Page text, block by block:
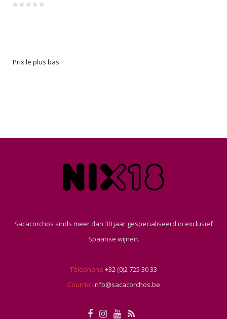
Prix le plus bas
Sacacorchos sinds meer dan 30 jaar gespecialiseerd in exclusief
Spaanse wijnen.
Téléphone +32 (0)2 725 30 33
Courriel info@sacacorchos.be